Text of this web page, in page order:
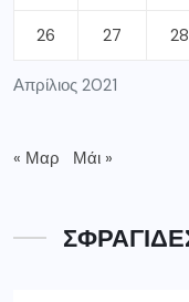
Απρίλιος 2021
26 27 28
« Μαρ Μάι »